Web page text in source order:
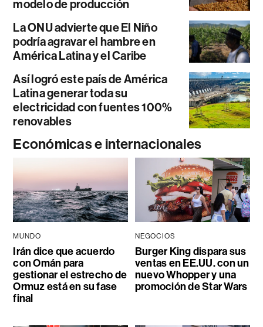
modelo de producción
La ONU advierte que El Niño
podría agravar el hambre en
América Latina y el Caribe
Así logró este país de América
Latina generar toda su
electricidad con fuentes 100%
renovables
Económicas e internacionales
MUNDO
Irán dice que acuerdo
con Omán para
gestionar el estrecho de
Ormuz está en su fase
final
NEGOCIOS
Burger King dispara sus
ventas en EE.UU. con un
nuevo Whopper y una
promoción de Star Wars